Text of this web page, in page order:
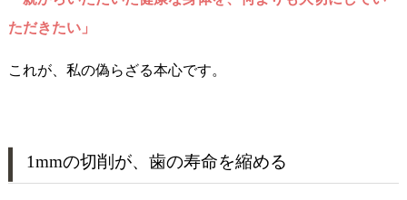
ただきたい」
これが、私の偽らざる本心です。
1mmの切削が、歯の寿命を縮める